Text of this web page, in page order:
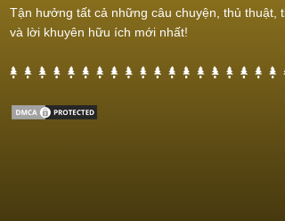
Tận hưởng tất cả những câu chuyện, thủ thuật,
và lời khuyên hữu ích mới nhất!